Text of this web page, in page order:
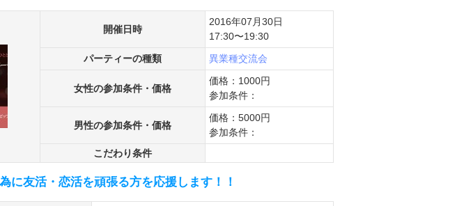
開催日時
2016年07月30日
17:30〜19:30
パーティーの種類
異業種交流会
女性の参加条件・価格
価格：1000円
参加条件：
男性の参加条件・価格
価格：5000円
参加条件：
こだわり条件
に友活・恋活を頑張る方を応援します！！